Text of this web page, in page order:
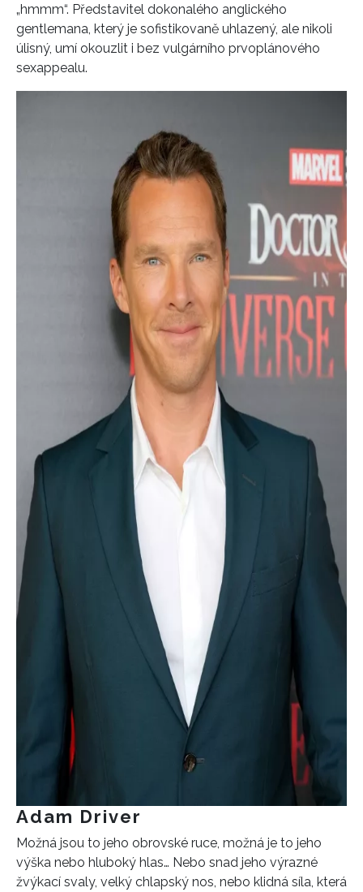
„hmmm“. Představitel dokonalého anglického
gentlemana, který je sofistikovaně uhlazený, ale nikoli
úlisný, umí okouzlit i bez vulgárního prvoplánového
sexappealu.
Adam Driver
Možná jsou to jeho obrovské ruce, možná je to jeho
výška nebo hluboký hlas… Nebo snad jeho výrazné
žvýkací svaly, velký chlapský nos, nebo klidná síla, která